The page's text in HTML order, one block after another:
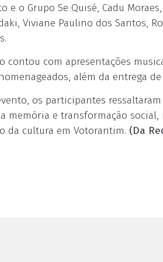
e o Grupo Se Quisé, Cadu
Viviane Paulino dos Santos,
contou com apresentações
além da entrega
os participantes
memória e transformação
da cultura em Votorantim. (Da